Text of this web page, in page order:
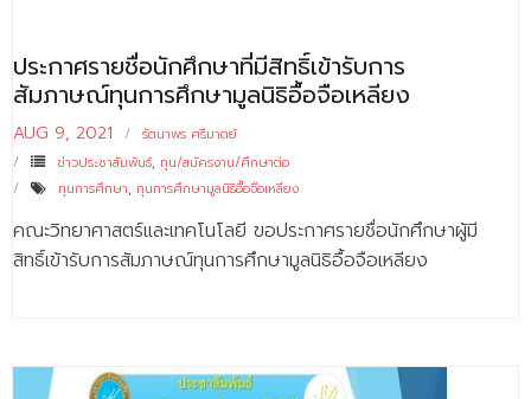
ประกาศรายชื่อนักศึกษาที่มีสิทธิ์เข้ารับการ
สัมภาษณ์ทุนการศึกษามูลนิธิอื้อจือเหลียง
AUG 9, 2021
รัตนาพร ศรีมาตย์
ข่าวประชาสัมพันธ์, ทุน/สมัครงาน/ศึกษาต่อ
ทุนการศึกษา, ทุนการศึกษามูลนิธิอื้อจือเหลียง
คณะวิทยาศาสตร์และเทคโนโลยี ขอประกาศรายชื่อนักศึกษาผู้มี
สิทธิ์เข้ารับการสัมภาษณ์ทุนการศึกษามูลนิธิอื้อจือเหลียง